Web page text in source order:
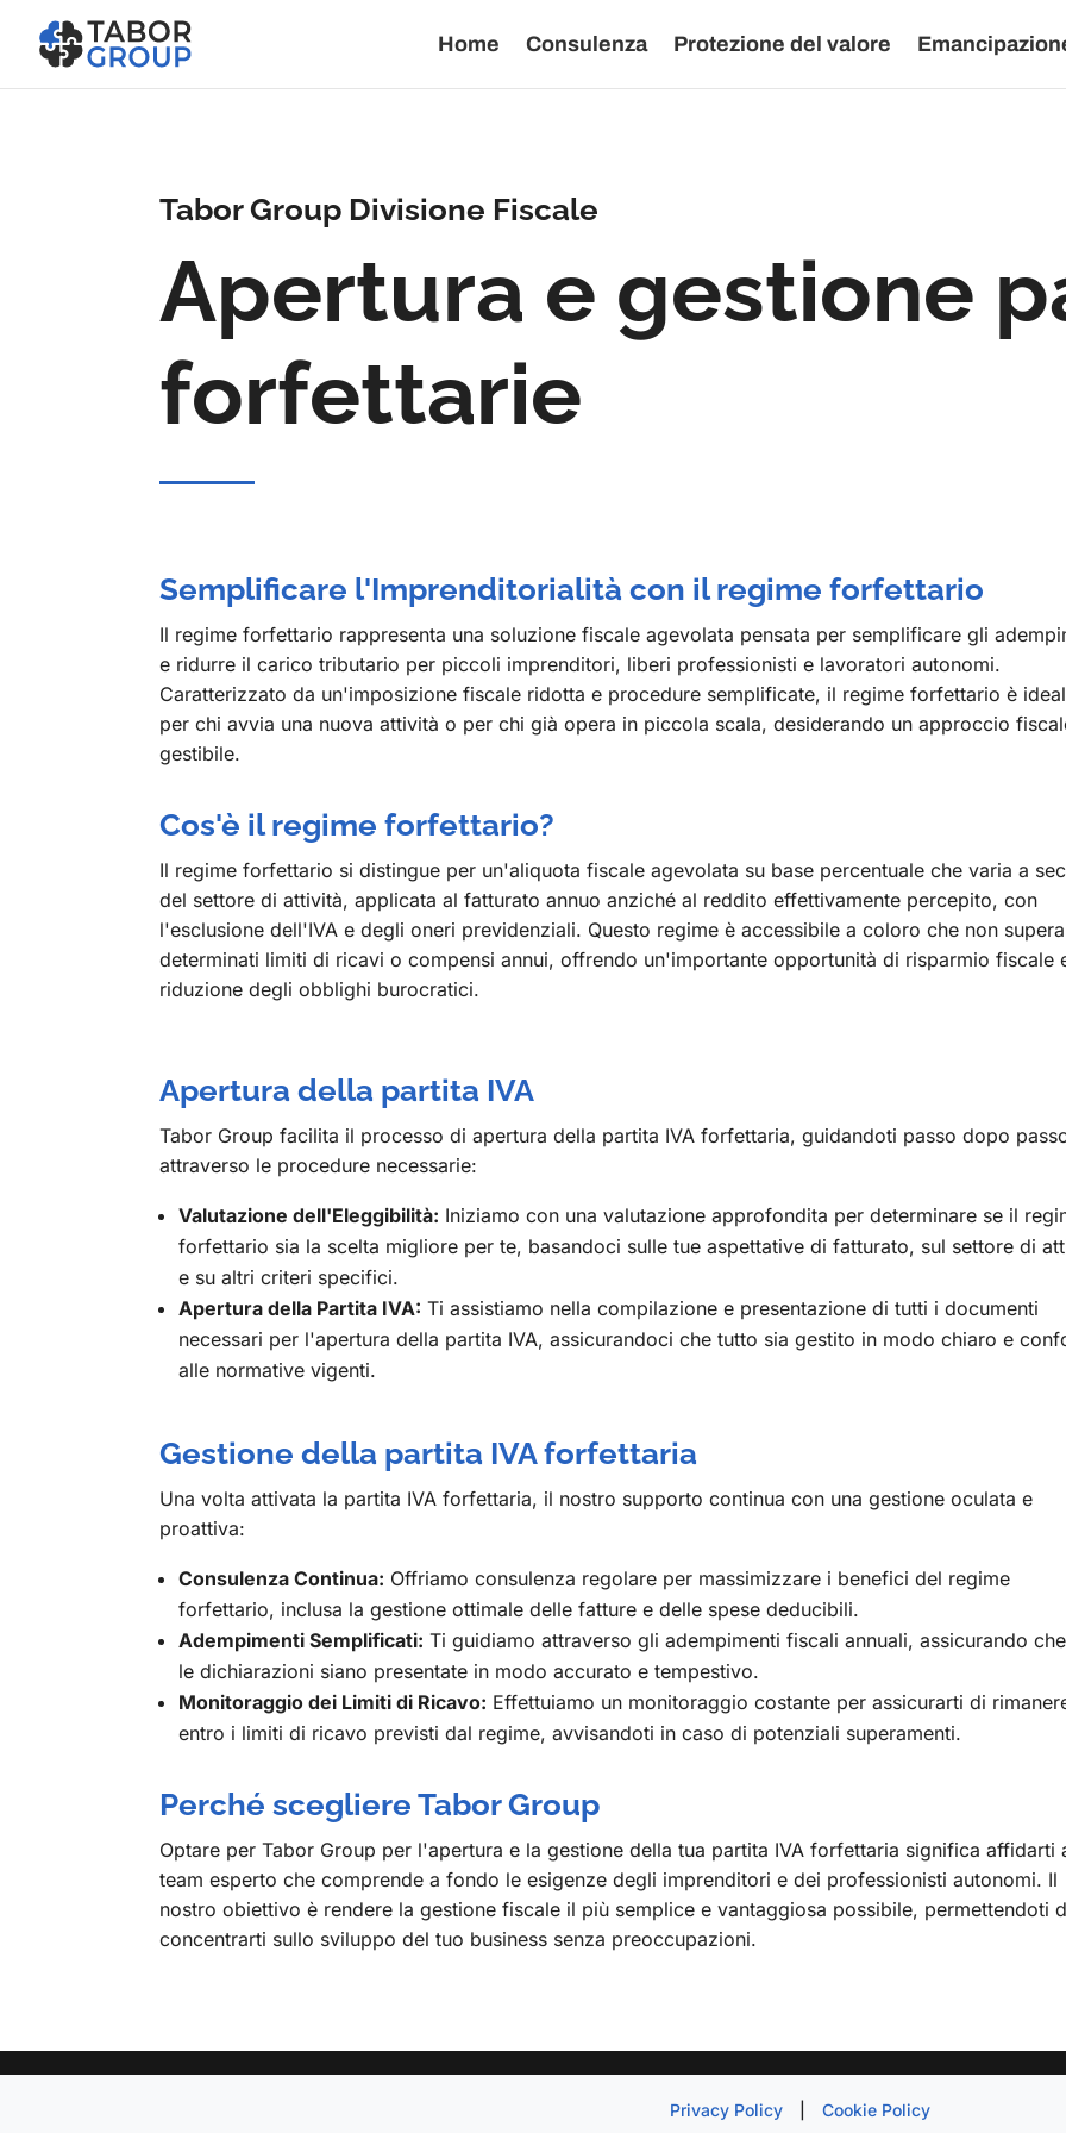
Home Consulenza Protezione del valore
Tabor Group Divisione Fiscale
Apertura e gestione
forfettarie
Semplificare l'Imprenditorialità con il regime forfettario
Il regime forfettario rappresenta una soluzione fiscale agevolata pensata per semplificare gli
e ridurre il carico tributario per piccoli imprenditori, liberi professionisti e lavoratori autonomi.
Caratterizzato da un'imposizione fiscale ridotta e procedure semplificate, il regime forfettario è
per chi avvia una nuova attività o per chi già opera in piccola scala, desiderando un approccio
gestibile.
Cos'è il regime forfettario?
Il regime forfettario si distingue per un'aliquota fiscale agevolata su base percentuale che varia a
del settore di attività, applicata al fatturato annuo anziché al reddito effettivamente percepito, con
l'esclusione dell'IVA e degli oneri previdenziali. Questo regime è accessibile a coloro che non
determinati limiti di ricavi o compensi annui, offrendo un'importante opportunità di risparmio fiscale
riduzione degli obblighi burocratici.
Apertura della partita IVA
Tabor Group facilita il processo di apertura della partita IVA forfettaria, guidandoti passo dopo
attraverso le procedure necessarie:
Valutazione dell'Eleggibilità: Iniziamo con una valutazione approfondita per determinare se il
forfettario sia la scelta migliore per te, basandoci sulle tue aspettative di fatturato, sul settore di
e su altri criteri specifici.
Apertura della Partita IVA: Ti assistiamo nella compilazione e presentazione di tutti i documenti
necessari per l'apertura della partita IVA, assicurandoci che tutto sia gestito in modo chiaro e
alle normative vigenti.
Gestione della partita IVA forfettaria
Una volta attivata la partita IVA forfettaria, il nostro supporto continua con una gestione oculata e
proattiva:
Consulenza Continua: Offriamo consulenza regolare per massimizzare i benefici del regime
forfettario, inclusa la gestione ottimale delle fatture e delle spese deducibili.
Adempimenti Semplificati: Ti guidiamo attraverso gli adempimenti fiscali annuali, assicurando
le dichiarazioni siano presentate in modo accurato e tempestivo.
Monitoraggio dei Limiti di Ricavo: Effettuiamo un monitoraggio costante per assicurarti di
entro i limiti di ricavo previsti dal regime, avvisandoti in caso di potenziali superamenti.
Perché scegliere Tabor Group
Optare per Tabor Group per l'apertura e la gestione della tua partita IVA forfettaria significa affidarti
team esperto che comprende a fondo le esigenze degli imprenditori e dei professionisti autonomi. Il
nostro obiettivo è rendere la gestione fiscale il più semplice e vantaggiosa possibile, permettendoti
concentrarti sullo sviluppo del tuo business senza preoccupazioni.
Privacy Policy Cookie Policy